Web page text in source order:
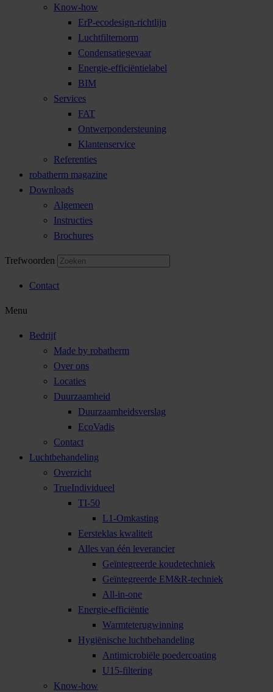
Know-how
ErP-ecodesign-richtlijn
Luchtfilternorm
Condensatiegevaar
Energie-efficiëntielabel
BIM
Services
FAT
Ontwerpondersteuning
Klantenservice
Referenties
robatherm magazine
Downloads
Algemeen
Instructies
Brochures
Trefwoorden
Contact
Menu
Bedrijf
Made by robatherm
Over ons
Locaties
Duurzaamheid
Duurzaamheidsverslag
EcoVadis
Contact
Luchtbehandeling
Overzicht
TrueIndividueel
TI-50
L1-Omkasting
Eersteklas kwaliteit
Alles van één leverancier
Geïntegreerde koudetechniek
Geïntegreerde EM&R-techniek
All-in-one
Energie-efficiëntie
Warmteterugwinning
Hygiënische luchtbehandeling
Antimicrobiële poedercoating
U15-filtering
Know-how